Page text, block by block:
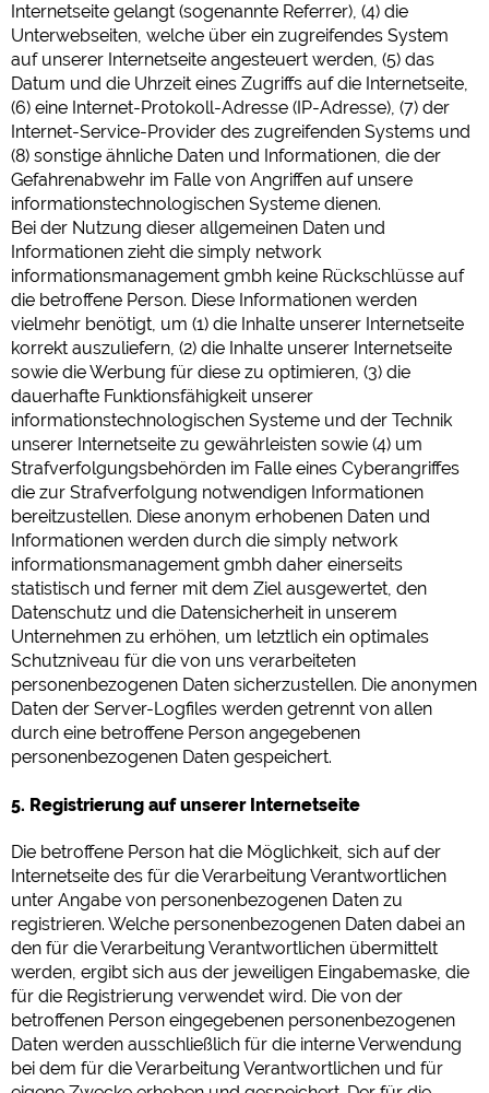
Internetseite gelangt (sogenannte Referrer), (4) die
Unterwebseiten, welche über ein zugreifendes System
auf unserer Internetseite angesteuert werden, (5) das
Datum und die Uhrzeit eines Zugriffs auf die Internetseite,
(6) eine Internet-Protokoll-Adresse (IP-Adresse), (7) der
Internet-Service-Provider des zugreifenden Systems und
(8) sonstige ähnliche Daten und Informationen, die der
Gefahrenabwehr im Falle von Angriffen auf unsere
informationstechnologischen Systeme dienen.
Bei der Nutzung dieser allgemeinen Daten und
Informationen zieht die simply network
informationsmanagement gmbh keine Rückschlüsse auf
die betroffene Person. Diese Informationen werden
vielmehr benötigt, um (1) die Inhalte unserer Internetseite
korrekt auszuliefern, (2) die Inhalte unserer Internetseite
sowie die Werbung für diese zu optimieren, (3) die
dauerhafte Funktionsfähigkeit unserer
informationstechnologischen Systeme und der Technik
unserer Internetseite zu gewährleisten sowie (4) um
Strafverfolgungsbehörden im Falle eines Cyberangriffes
die zur Strafverfolgung notwendigen Informationen
bereitzustellen. Diese anonym erhobenen Daten und
Informationen werden durch die simply network
informationsmanagement gmbh daher einerseits
statistisch und ferner mit dem Ziel ausgewertet, den
Datenschutz und die Datensicherheit in unserem
Unternehmen zu erhöhen, um letztlich ein optimales
Schutzniveau für die von uns verarbeiteten
personenbezogenen Daten sicherzustellen. Die anonymen
Daten der Server-Logfiles werden getrennt von allen
durch eine betroffene Person angegebenen
personenbezogenen Daten gespeichert.
5. Registrierung auf unserer Internetseite
Die betroffene Person hat die Möglichkeit, sich auf der
Internetseite des für die Verarbeitung Verantwortlichen
unter Angabe von personenbezogenen Daten zu
registrieren. Welche personenbezogenen Daten dabei an
den für die Verarbeitung Verantwortlichen übermittelt
werden, ergibt sich aus der jeweiligen Eingabemaske, die
für die Registrierung verwendet wird. Die von der
betroffenen Person eingegebenen personenbezogenen
Daten werden ausschließlich für die interne Verwendung
bei dem für die Verarbeitung Verantwortlichen und für